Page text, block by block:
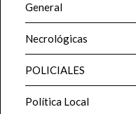
General
Necrológicas
POLICIALES
Política Local